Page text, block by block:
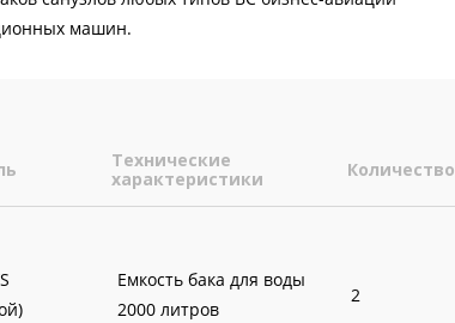
машин.
Технические
характеристики
Количество
Емкость бака для воды
2000 литров
2